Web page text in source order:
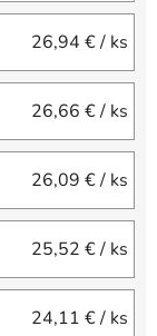
26,94 €/ ks
26,66 €/ ks
26,09 €/ ks
25,52 €/ ks
24,11 €/ ks